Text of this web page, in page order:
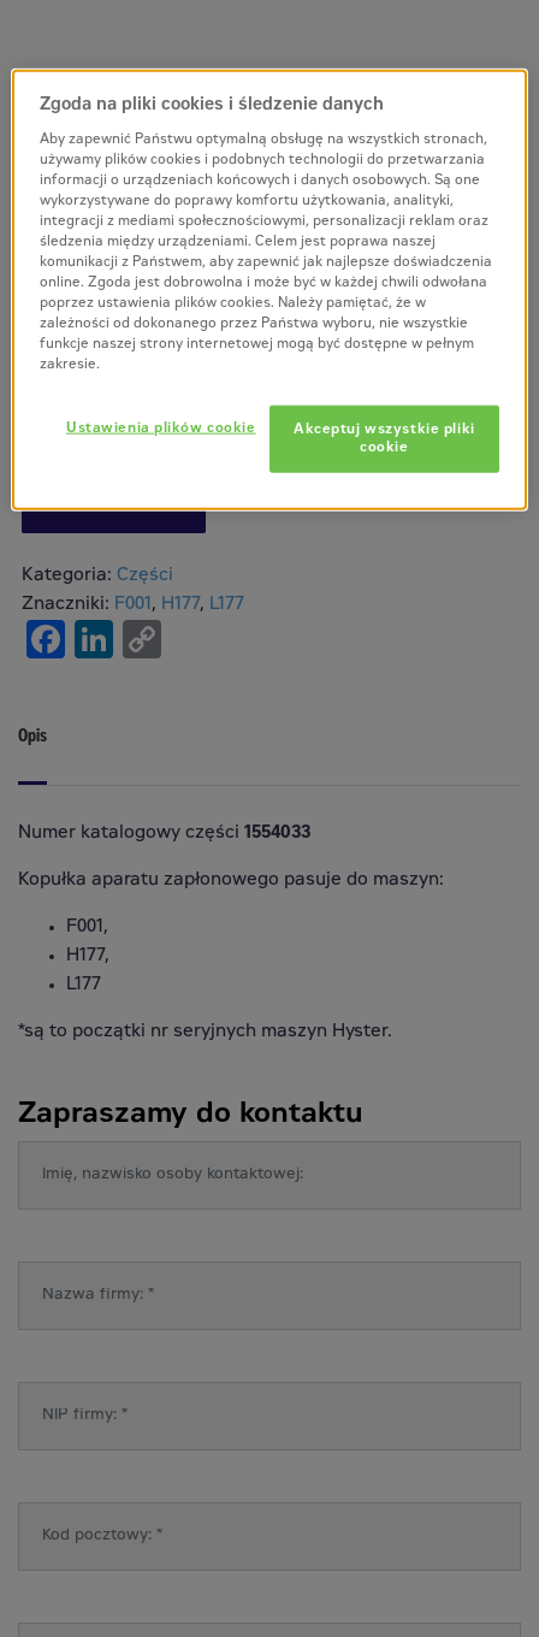
Kopułka aparatu
zapłonowego
(1554033)
Numer części1554033
Odpowiednie do maszyn:
F001, H177, L177
* są to początki nr seryjnych maszyn Hyster.
Producent –Hyster
Kategoria: Części
Znaczniki: F001, H177, L177
Facebook
LinkedIn
Opis
Numer katalogowy części 1554033
Kopułka aparatu zapłonowego pasuje do maszyn:
F001,
H177,
L177
*są to początki nr seryjnych maszyn Hyster.
Zapraszamy do kontaktu
Zgoda na pliki cookies i śledzenie danych
Aby zapewnić Państwu optymalną obsługę na wszystkich stronach,
używamy plików cookies i podobnych technologii do przetwarzania
informacji o urządzeniach końcowych i danych osobowych. Są one
wykorzystywane do poprawy komfortu użytkowania, analityki,
integracji z mediami społecznościowymi, personalizacji reklam oraz
śledzenia między urządzeniami. Celem jest poprawa naszej
komunikacji z Państwem, aby zapewnić jak najlepsze doświadczenia
online. Zgoda jest dobrowolna i może być w każdej chwili odwołana
poprzez ustawienia plików cookies. Należy pamiętać, że w
zależności od dokonanego przez Państwa wyboru, nie wszystkie
funkcje naszej strony internetowej mogą być dostępne w pełnym
zakresie.
Akceptuj wszystkie pliki
cookie
Ustawienia plików cookie